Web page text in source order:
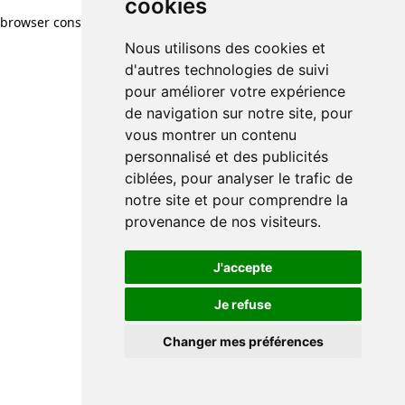
cookies
Nous utilisons des cookies et
d'autres technologies de suivi
pour améliorer votre expérience
de navigation sur notre site, pour
vous montrer un contenu
personnalisé et des publicités
ciblées, pour analyser le trafic de
notre site et pour comprendre la
provenance de nos visiteurs.
J'accepte
Je refuse
Changer mes préférences
browser console for more information)